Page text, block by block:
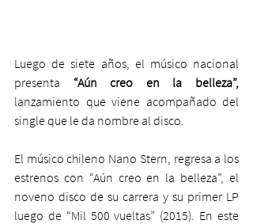
Luego de siete años, el músico nacional
presenta “Aún creo en la belleza”,
lanzamiento que viene acompañado del
single que le da nombre al disco.
El músico chileno Nano Stern, regresa a los
estrenos con “Aún creo en la belleza”, el
noveno disco de su carrera y su primer LP
luego de “Mil 500 vueltas” (2015). En este